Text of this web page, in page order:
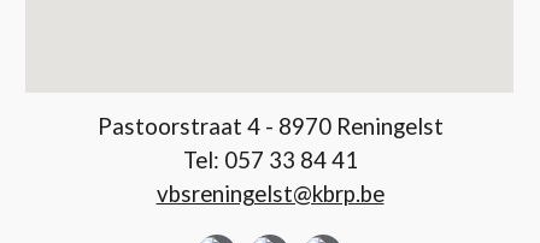
Pastoorstraat 4 - 8970 Reningelst
Tel: 057 33 84 41
vbsreningelst@kbrp.be